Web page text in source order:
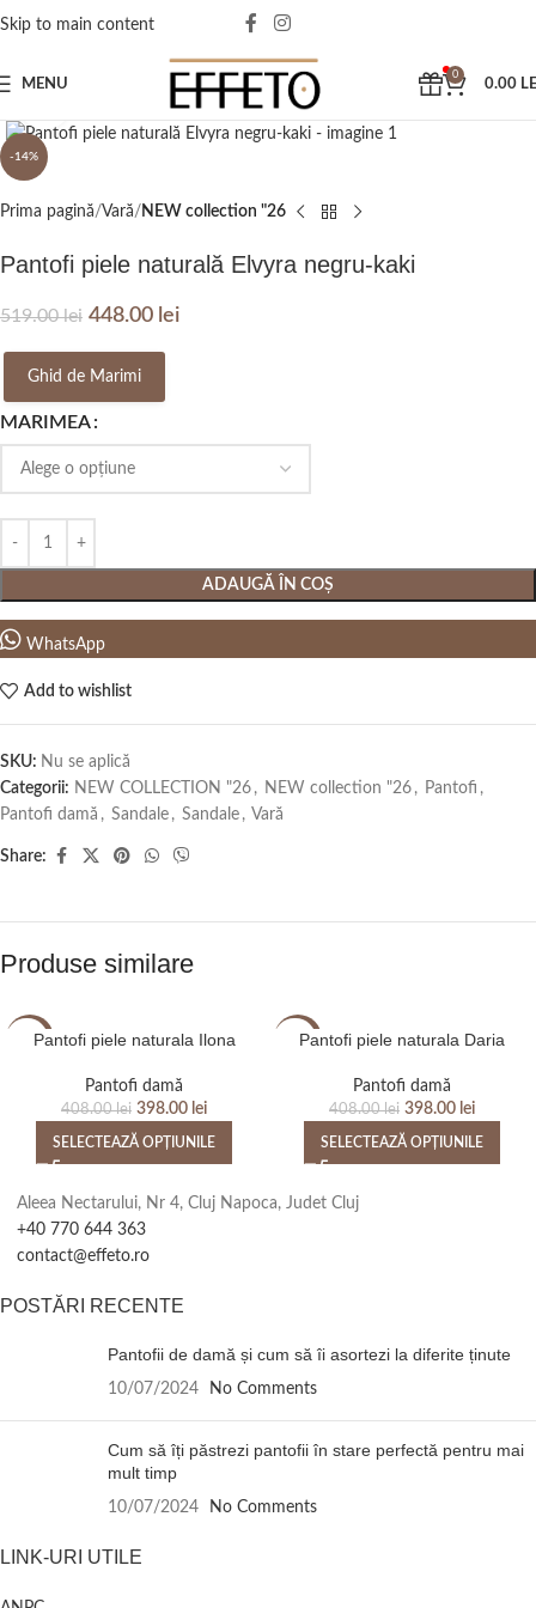
Skip to main content
MENU
0
0.00
-14%
Click to enlarge
Prima pagină Vară NEW collection "26
Pantofi piele naturală Elvyra negru-kaki
519.00lei 448.00 lei
Ghid de Marimi
MARIMEA
ADAUGĂ ÎN COȘ
WhatsApp
Add to wishlist
SKU: Nu se aplică
Categorii: NEW COLLECTION "26 , NEW collection "26 , Pantofi ,
Pantofi damă , Sandale , Sandale , Vară
Share:
Produse similare
-2%Pantofi piele naturala Ilona
Pantofi damă
408.00lei 398.00 lei
SELECTEAZĂ OPȚIUNILE
-2%Pantofi piele naturala Daria
Pantofi damă
408.00lei 398.00 lei
SELECTEAZĂ OPȚIUNILE
Aleea Nectarului, Nr 4, Cluj Napoca, Judet Cluj
+40 770 644 363
contact@effeto.ro
POSTĂRI RECENTE
Pantofii de damă și cum să îi asortezi la diferite ținute
10/07/2024 No Comments
Cum să îți păstrezi pantofii în stare perfectă pentru mai
mult timp
10/07/2024 No Comments
LINK-URI UTILE